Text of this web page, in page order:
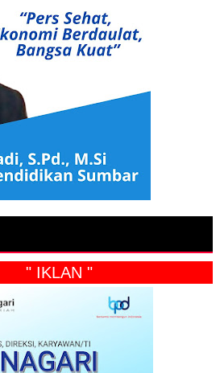
" IKLAN "